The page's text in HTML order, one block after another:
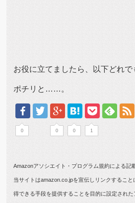
お役に立てましたら、以下どれで
ポチリと……。
0 0 0 1
Amazonアソシエイト・プログラム規約による記
当サイトはamazon.co.jpを宣伝しリンクするこ
得できる手段を提供することを目的に設定され